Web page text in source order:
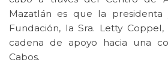
Mazatlán es que la
Fundación, la Sra. Letty
cadena de apoyo hacia una
Cabos.